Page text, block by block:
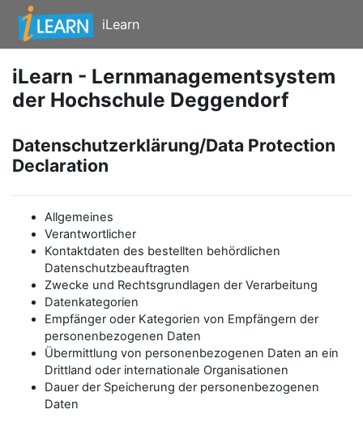
Zum Hauptinhalt
iLearn
iLearn - Lernmanagementsystem
der Hochschule Deggendorf
Datenschutzerklärung/Data Protection
Declaration
Allgemeines
Verantwortlicher
Kontaktdaten des bestellten behördlichen
Datenschutzbeauftragten
Zwecke und Rechtsgrundlagen der Verarbeitung
Datenkategorien
Empfänger oder Kategorien von Empfängern der
personenbezogenen Daten
Übermittlung von personenbezogenen Daten an ein
Drittland oder internationale Organisationen
Dauer der Speicherung der personenbezogenen
Daten